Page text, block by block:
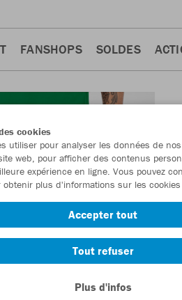
FANSHOPS SOLDES
cookies
utiliser pour analyser les données de
web, pour afficher des contenus
expérience en ligne. Vous pouvez
obtenir plus d'informations sur les
Accepter tout
Tout refuser
Plus d'infos